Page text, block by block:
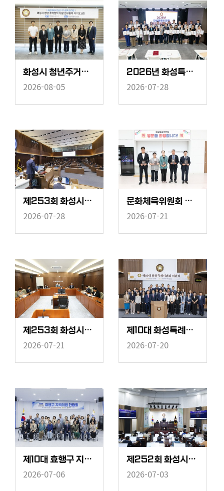
화성시 청년주거정책 연구회 착수보고회
2026-08-05
2026년 화성특례시의회 의원 법정의무교육
2026-07-28
제253회 화성시의회 임시회 중 제2차 본회의
2026-07-28
문화체육위원회 현장방문
2026-07-21
제253회 화성시의회 임시회 중 문화체육위원회
2026-07-21
제10대 화성특례시의회 개원식
2026-07-20
제10대 효행구 지역의원 간담회
2026-07-06
제252회 화성시의회 임시회 중 제2차 본회의
2026-07-03